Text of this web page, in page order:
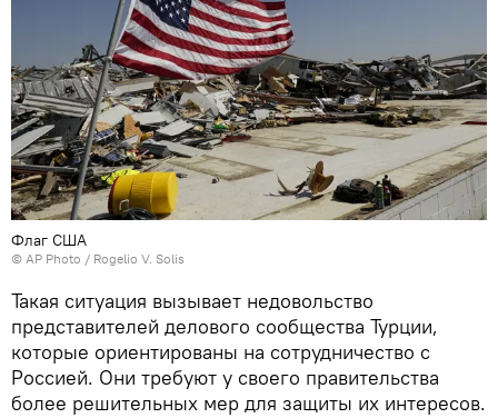
Флаг США
© AP Photo / Rogelio V. Solis
Такая ситуация вызывает недовольство
представителей делового сообщества Турции,
которые ориентированы на сотрудничество с
Россией. Они требуют у своего правительства
более решительных мер для защиты их интересов.